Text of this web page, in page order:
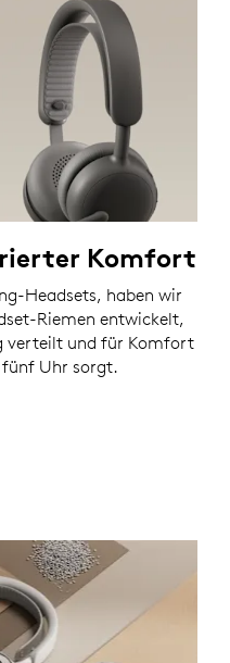
Komfort
Headsets, haben wir
Riemen entwickelt,
verteilt und für Komfort
fünf Uhr sorgt.